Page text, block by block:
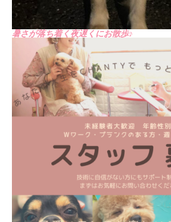
暑さが落ち着く夜遅くにお散歩♪